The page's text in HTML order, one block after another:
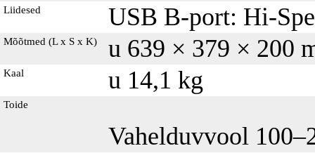
Liidesed USB B-port: Hi-
Mõõtmed (L x S x K) u 639 × 379 × 200
Kaal u 14,1 kg
Toide
Vahelduvvool